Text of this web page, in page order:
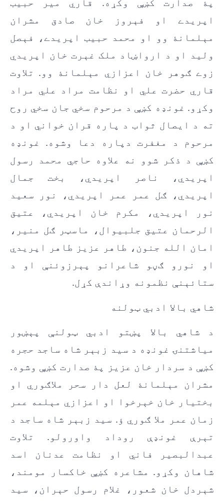
پۀ صدارت کښې وکړه. قاري مير حبيب
اپريدے او فېروز خان صادق مشران
مېلمانۀ وو او محمد حبيب اپريدے، فېصل
وليد او د ارواښاد ملک غېرت خان اپريدي
زوے ګوهر خان اعزازي مېلمانۀ وو. تلاوت
قاري حضرت علي او نظامت مراد علي مراد
وکړو. غونډه کښې د مرحوم سخي جان سخي روح
ته د ايصال ثواب د پاره قران خواني او د
مرحوم د مغفرت دپاره دعا وشوه. غونډه
کښې د ذکر شوو نه علاوه حاجي محمد رسول
اپريدي، ناصر اپريدي، بخت جمال
اپريدي، ګل عمر عمر اپريدي، نور سعيد
نور اپريدي، مکرم خان اپريدي، عتيق
الرحمان عتيق جلبيوال، ماسټر ګل منیر،
امان الله جنون، طاهر عزيز طاهر اپريدي
او نورو ګڼو شاعرانو پېرزوئنې او د
ستائېنې نظمونه وړاندې کړل.
شاهي بالا ادبي ټولنه
د شاهي بالا پښتو ادبي ټولنې پېښور
مياشتنۍ غونډه د سيد زبېر شاه ساجد حجره
کښې د سردار خان عزيز پۀ صدارت کښې وشوه.
مشران مېلمانۀ لعل دار سحر ملاګوري او
بختيار خان خېرخوا او اعزازي مېلمه عمر
زمان عمر ملا ګوري ؤ. سيد زبېر شاه ساجد د
تېرې غونډې روداد واورولو. تلاوت
عبدالبصير فاني او نظامت عدنان اسد
شاهان وکړو. مشاعره کښې خاکسار مومند،
شېردل خان شعور، غلام رسول حېران، سيد